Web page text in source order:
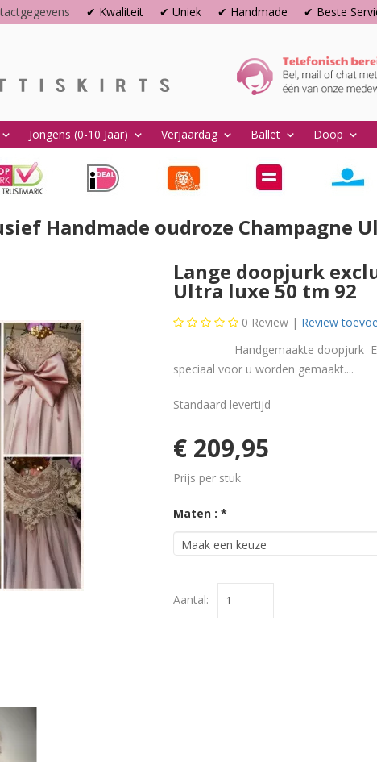
✔ Kwaliteit ✔ Uniek ✔ Handmade ✔ Beste
keyboard_arrow_down Jongens (0-10 Jaar) keyboard_arrow_down Verjaardag keyboard_arrow_down Ballet keyboard_arrow_down Doop keyboard_arrow_down
Handmade oudroze Champagne
Lange doopjurk
Ultra luxe 50 tm 92
0 Review | Review
Handgemaakte doopjurk Een
speciaal voor u worden gemaakt....
Standaard levertijd
€ 209,95
Prijs per stuk
Maten : *
Aantal: